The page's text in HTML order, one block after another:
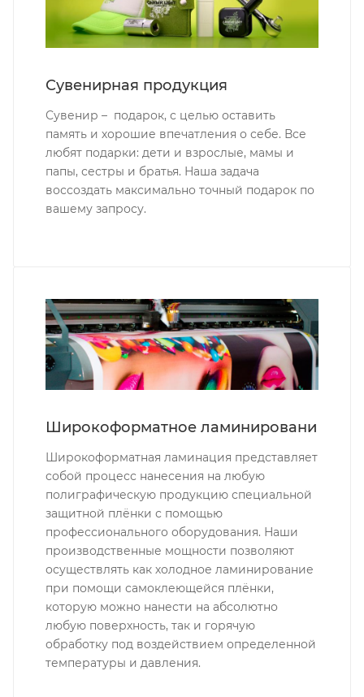
Сувенирная продукция
Сувенир – подарок, с целью оставить
память и хорошие впечатления о себе. Все
любят подарки: дети и взрослые, мамы и
папы, сестры и братья. Наша задача
воссоздать максимально точный подарок по
вашему запросу.
Широкоформатное ламинировани
Широкоформатная ламинация представляет
собой процесс нанесения на любую
полиграфическую продукцию специальной
защитной плёнки с помощью
профессионального оборудования. Наши
производственные мощности позволяют
осуществлять как холодное ламинирование
при помощи самоклеющейся плёнки,
которую можно нанести на абсолютно
любую поверхность, так и горячую
обработку под воздействием определенной
температуры и давления.